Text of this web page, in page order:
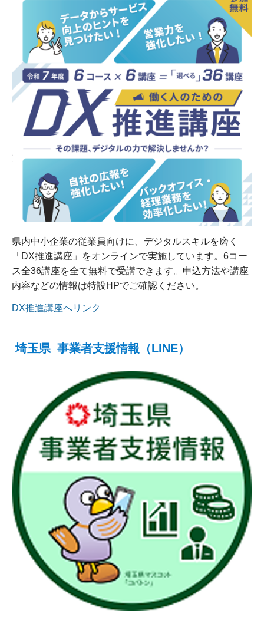
県内中小企業の従業員向けに、デジタルスキルを磨く
「DX推進講座」をオンラインで実施しています。6コー
ス全36講座を全て無料で受講できます。申込方法や講座
内容などの情報は特設HPでご確認ください。
DX推進講座へリンク
埼玉県_事業者支援情報（LINE）